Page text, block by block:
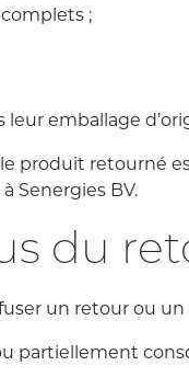
;
leur emballage
produit retourné
Senergies BV.
du
un retour ou
partiellement